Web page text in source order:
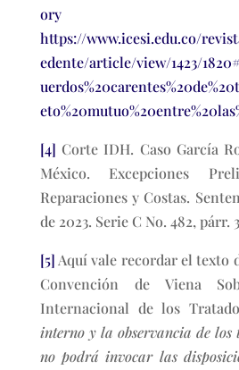
ory
https://www.icesi.edu.co/
edente/article/view/1423/
[4] Corte IDH. Caso García
México. Excepciones
Reparaciones y Costas.
de 2023. Serie C No. 482, párr.
[5] Aquí vale recordar el texto
Convención de Viena
Internacional de los
interno y la observancia de
no podrá invocar las